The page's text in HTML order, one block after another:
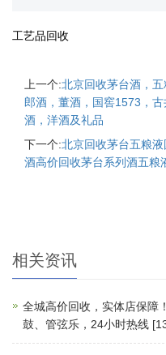
工艺品回收
上一个:北京回收茅台酒，
郎酒，董酒，国窖1573，
酒，洋酒及礼品
下一个:北京回收茅台五粮
酒高价回收茅台系列酒五粮
相关资讯
全城高价回收，实体店保障
鼓、管弦乐，24小时热线